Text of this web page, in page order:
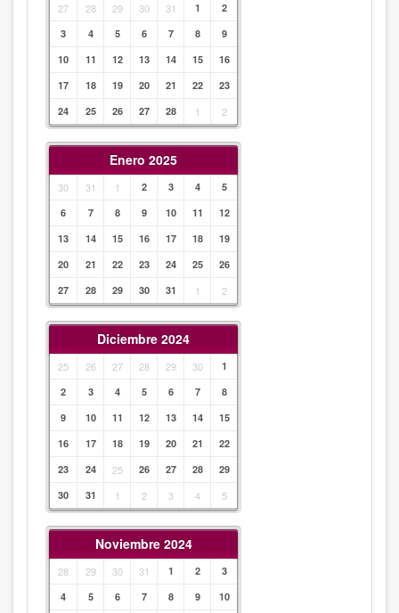
27 28 29 30 31 1
2
3
4 5 6 7 8
9
10
11 12 13 14 15
16
17
18 19 20 21 22
23
24
25 26 27 28 1 2
Enero 2025
30 31 1 2 3 4
5
6
7 8 9 10 11
12
13
14 15 16 17 18
19
20
21 22 23 24 25
26
27
28 29 30 31 1 2
Diciembre 2024
25 26 27 28 29 30
1
2
3 4 5 6 7
8
9
10 11 12 13 14
15
16
17 18 19 20 21
22
23
24 25 26 27 28
29
30
31 1 2 3 4 5
Noviembre 2024
28 29 30 31 1 2
3
4
5 6 7 8 9
10